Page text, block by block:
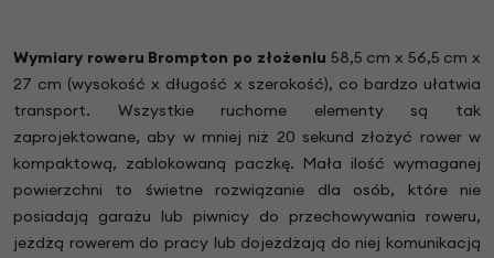
Wymiary roweru Brompton po złożeniu 58,5 cm x 56,5 cm x
27 cm (wysokość x długość x szerokość), co bardzo ułatwia
transport. Wszystkie ruchome elementy są tak
zaprojektowane, aby w mniej niż 20 sekund złożyć rower w
kompaktową, zablokowaną paczkę. Mała ilość wymaganej
powierzchni to świetne rozwiązanie dla osób, które nie
posiadają garażu lub piwnicy do przechowywania roweru,
jeżdżą rowerem do pracy lub dojeżdżają do niej komunikacją